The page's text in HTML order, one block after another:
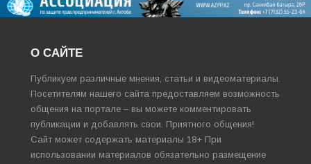
О САЙТЕ
Публикуем различные мнения, статьи и видеоматериалы.
Посетителям нашего сайта предоставляем возможность
общения на портале – вы можете комментировать
публикации и добавлять свои. Приятного общения!
Сайт может содержать материалы 18+ При
использовании материалов обязательно размещение